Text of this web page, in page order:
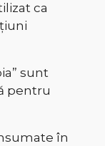
ca
sunt
pentru
în